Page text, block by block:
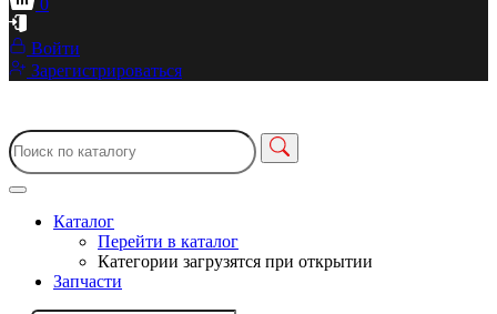
Войти
Зарегистрироваться
Каталог
Перейти в каталог
Категории загрузятся при открытии
Запчасти